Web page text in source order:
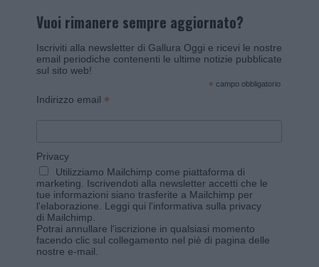
Vuoi rimanere sempre aggiornato?
Iscriviti alla newsletter di Gallura Oggi e ricevi le nostre
email periodiche contenenti le ultime notizie pubblicate
sul sito web!
* campo obbligatorio
Indirizzo email *
Privacy
Utilizziamo Mailchimp come piattaforma di
marketing. Iscrivendoti alla newsletter accetti che le
tue informazioni siano trasferite a Mailchimp per
l'elaborazione. Leggi qui l'informativa sulla privacy
di Mailchimp
Potrai annullare l'iscrizione in qualsiasi momento
facendo clic sul collegamento nel piè di pagina delle
nostre e-mail.